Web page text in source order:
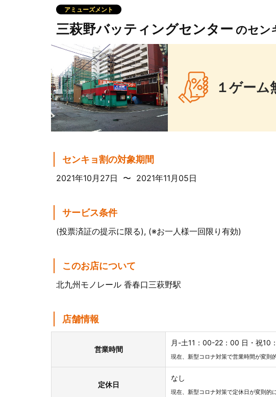
アミューズメント
三萩野バッティングセンター のセン
１ゲーム
センキョ割の対象期間
2021年10月27日 〜 2021年11月05日
サービス条件
(投票済証の提示に限る), (※お一人様一回限り有効)
このお店について
北九州モノレール 香春口三萩野駅
店舗情報
営業時間
月-土11：00-22：00 日・祝10
現在、新型コロナ対策で営業時間が変則
定休日
なし
現在、新型コロナ対策で定休日が変則的